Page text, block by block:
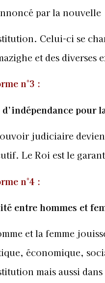
par la nouvelle
Celui-ci se
et des
n°3 :
d’indépendance pour
judiciaire
Le Roi est le
n°4 :
entre hommes et
et la femme
économique,
mais aussi